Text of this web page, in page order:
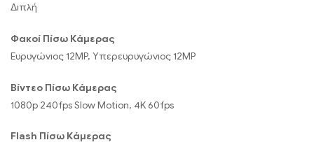
Διπλή
Φακοί Πίσω Κάμερας
Ευρυγώνιος 12MP, Υπερευρυγώνιος 12MP
Βίντεο Πίσω Κάμερας
1080p 240fps Slow Motion, 4K 60fps
Flash Πίσω Κάμερας